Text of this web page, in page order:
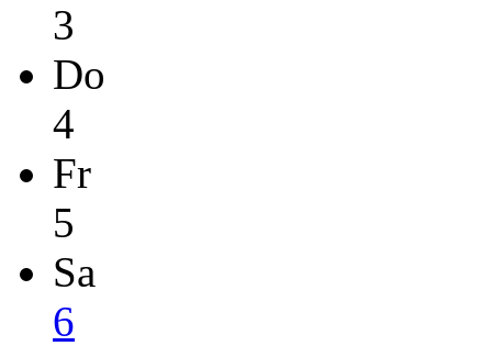
3
Do
4
Fr
5
Sa
6